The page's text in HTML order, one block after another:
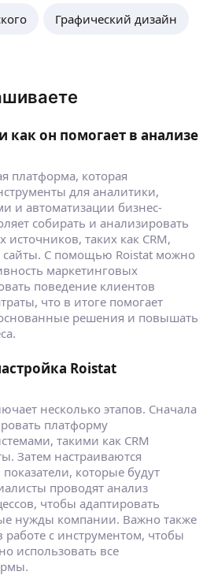
Графический дизайн
как он помогает в анализе
платформа, которая
для аналитики,
и автоматизации бизнес-
собирать и анализировать
таких как CRM,
С помощью Roistat можно
маркетинговых
поведение клиентов
что в итоге помогает
решения и повышать
Roistat
несколько этапов. Сначала
платформу
такими как CRM
Затем настраиваются
которые будут
проводят анализ
чтобы адаптировать
нужды компании. Важно также
работе с инструментом, чтобы
использовать все